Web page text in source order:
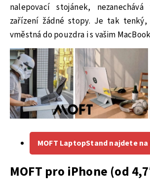
nalepovací stojánek,
zařízení žádné stopy. Je tak
vměstná do pouzdra i s vašim
MOFT LaptopStand najdete
MOFT pro iPhone (od